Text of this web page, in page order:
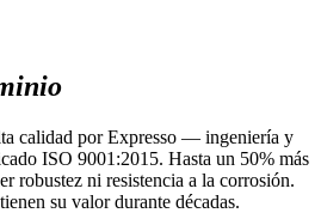
calidad por Expresso — ingeniería y
ISO 9001:2015. Hasta un 50% más
robustez ni resistencia a la corrosión.
su valor durante décadas.